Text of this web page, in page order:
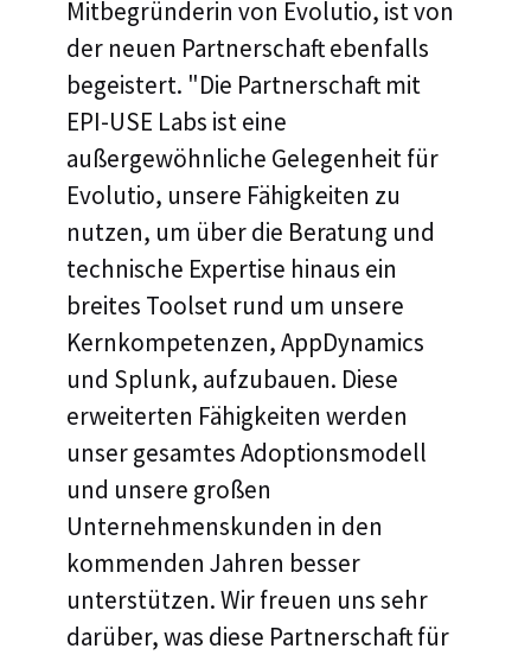
Mitbegründerin von Evolutio, ist von
der neuen Partnerschaft ebenfalls
begeistert. "Die Partnerschaft mit
EPI-USE Labs ist eine
außergewöhnliche Gelegenheit für
Evolutio, unsere Fähigkeiten zu
nutzen, um über die Beratung und
technische Expertise hinaus ein
breites Toolset rund um unsere
Kernkompetenzen, AppDynamics
und Splunk, aufzubauen. Diese
erweiterten Fähigkeiten werden
unser gesamtes Adoptionsmodell
und unsere großen
Unternehmenskunden in den
kommenden Jahren besser
unterstützen. Wir freuen uns sehr
darüber, was diese Partnerschaft für